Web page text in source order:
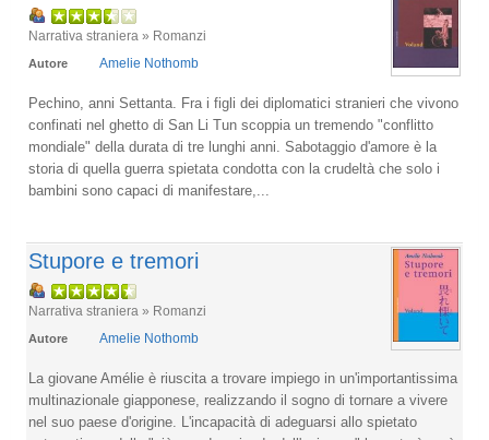
Narrativa straniera » Romanzi
Autore Amelie Nothomb
Pechino, anni Settanta. Fra i figli dei diplomatici stranieri che vivono
confinati nel ghetto di San Li Tun scoppia un tremendo "conflitto
mondiale" della durata di tre lunghi anni. Sabotaggio d'amore è la
storia di quella guerra spietata condotta con la crudeltà che solo i
bambini sono capaci di manifestare,...
Stupore e tremori
Narrativa straniera » Romanzi
Autore Amelie Nothomb
La giovane Amélie è riuscita a trovare impiego in un'importantissima
multinazionale giapponese, realizzando il sogno di tornare a vivere
nel suo paese d'origine. L'incapacità di adeguarsi allo spietato